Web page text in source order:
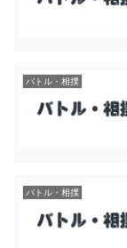
バトル・相撲
バトル・相撲